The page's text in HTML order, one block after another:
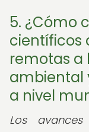
5. ¿Cómo
científicos
remotas a
ambiental
a nivel
Los